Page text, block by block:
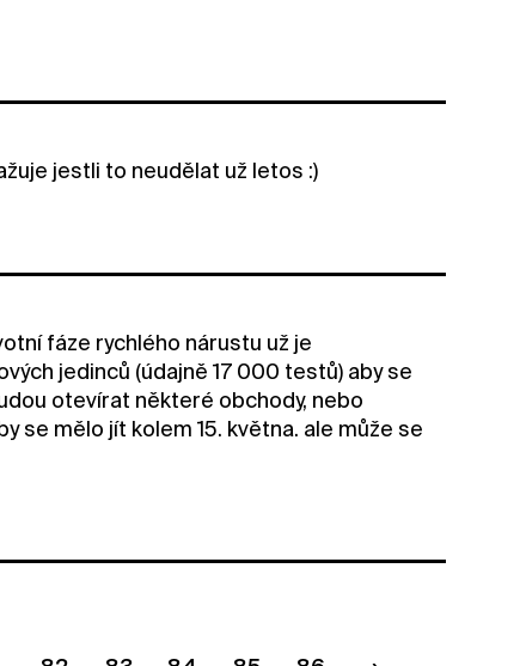
jestli to neudělat už letos :)
fáze rychlého nárustu už je
jedinců (údajně 17 000 testů) aby se
otevírat některé obchody, nebo
se mělo jít kolem 15. května. ale může se